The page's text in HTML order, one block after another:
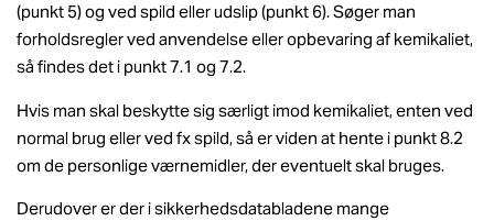
(punkt 5) og ved spild eller udslip (punkt 6). Søger man
forholdsregler ved anvendelse eller opbevaring af kemikaliet,
så findes det i punkt 7.1 og 7.2.
Hvis man skal beskytte sig særligt imod kemikaliet, enten ved
normal brug eller ved fx spild, så er viden at hente i punkt 8.2
om de personlige værnemidler, der eventuelt skal bruges.
Derudover er der i sikkerhedsdatabladene mange